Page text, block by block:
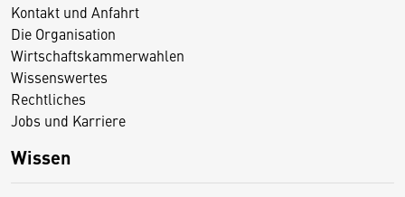
Kontakt und Anfahrt
Die Organisation
Wirtschaftskammerwahlen
Wissenswertes
Rechtliches
Jobs und Karriere
Wissen